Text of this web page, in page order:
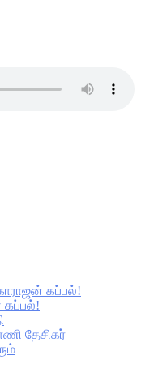
கப்பல்!
கப்பல்!
தேசிகர்